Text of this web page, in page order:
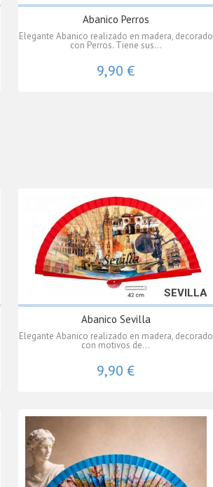
Abanico Perros
Elegante Abanico realizado en madera, decorado
con Perros. Tiene sus...
9,90 €
SEVILLA
Abanico Sevilla
Elegante Abanico realizado en madera, decorado
con motivos de...
9,90 €